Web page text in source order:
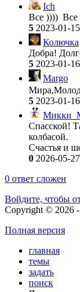
Ich
Все ))))
5 2023-01-
Колючка
Добра!
5 2023-01-
Margo
5 2023-01-
Спасской!
колбасой.
Счастья и
0 2026-05-
0 ответ сложен
Войдите, чтобы
Copyright © 2026
Полная версия
главная
темы
задать
поиск